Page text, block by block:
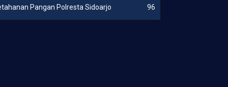
Pangan Polresta Sidoarjo 96